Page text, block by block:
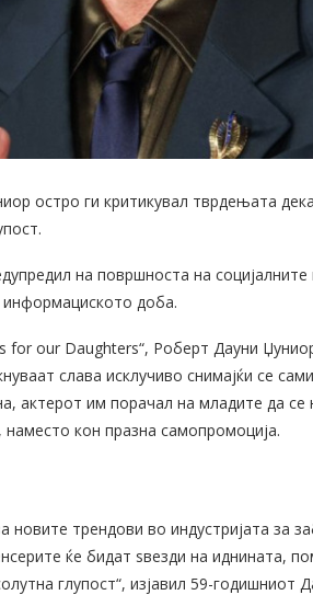
остро ги критикувал тврдењата
на површноста на социјалните
доба.
for our Daughters“, Роберт Дауни
слава исклучиво снимајќи се
актерот им порачал на младите да
кон празна самопромоција.
трендови во индустријата за
ќе бидат ѕвезди на иднината,
глупост“, изјавил 59-годишниот